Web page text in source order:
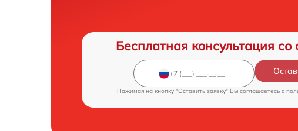
Бесплатная консультация со
Нажимая на кнопку "Оставить заявку" Вы соглашаетесь c